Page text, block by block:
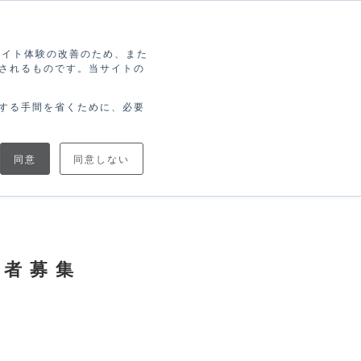
ト体験の改善のため、また
れるものです。当サイトの
る手間を省くために、必要
同意 同意しない
ナー
学ぶ
募集